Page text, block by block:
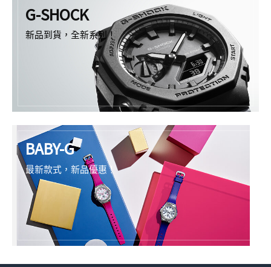
G-SHOCK
新品到貨，全新系列！
BABY-G
最新款式，新品優惠！